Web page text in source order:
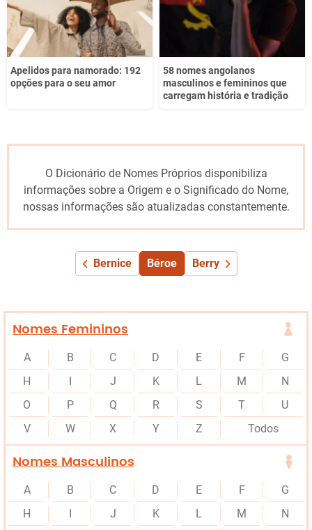
Apelidos para namorado: 192
opções para o seu amor
58 nomes angolanos
masculinos e femininos que
carregam história e tradição
O Dicionário de Nomes Próprios disponibiliza
informações sobre a Origem e o Significado do Nome,
nossas informações são atualizadas constantemente.
Bernice Béroe Berry
Nomes Femininos
A B C D E F
G
H
J K L M
N
O
P Q R S T
U
V
W X Y Z Todos
Nomes Masculinos
A B C D E F
G
H
J K L M
N